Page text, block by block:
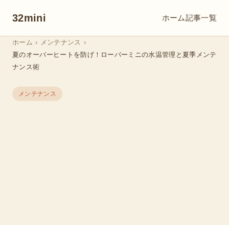
32mini ホーム記事一覧
ホーム › メンテナンス ›
夏のオーバーヒートを防げ！ローバーミニの水温管理と夏季メンテ
ナンス術
メンテナンス